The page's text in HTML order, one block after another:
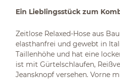
Ein Lieblingsstück zum
Zeitlose Relaxed-Hose aus
elasthanfrei und gewebt in
Taillenhöhe und hat eine
ist mit Gürtelschlaufen,
Jeansknopf versehen. Vorne